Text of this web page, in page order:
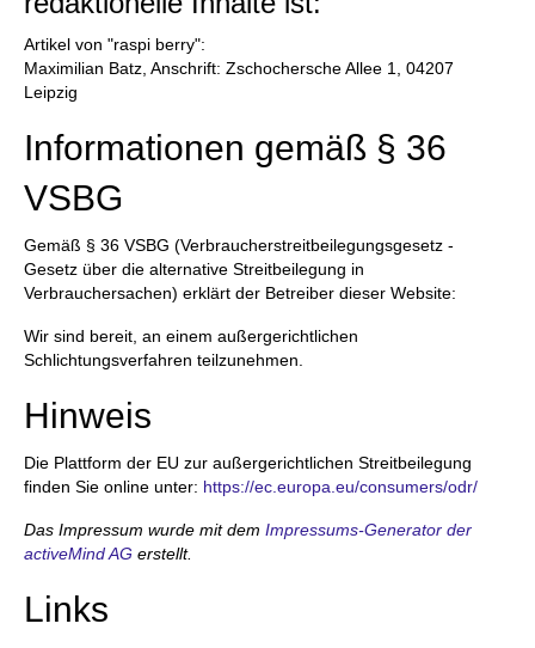
Artikel von "raspi berry":
Maximilian Batz, Anschrift: Zschochersche Allee 1, 04207
Leipzig
Informationen gemäß § 36
VSBG
Gemäß § 36 VSBG (Verbraucherstreitbeilegungsgesetz -
Gesetz über die alternative Streitbeilegung in
Verbrauchersachen) erklärt der Betreiber dieser Website:
Wir sind bereit, an einem außergerichtlichen
Schlichtungsverfahren teilzunehmen.
Hinweis
Die Plattform der EU zur außergerichtlichen Streitbeilegung
finden Sie online unter: https://ec.europa.eu/consumers/odr/
Das Impressum wurde mit dem Impressums-Generator der
activeMind AG erstellt.
Links